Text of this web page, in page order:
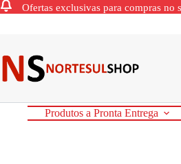
Ofertas exclusivas para compras no
Produtos a Pronta Entrega